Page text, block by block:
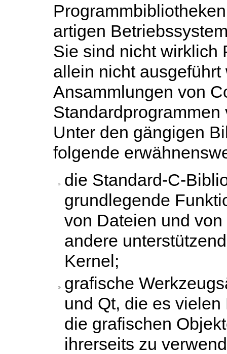
artigen
Sie sind nicht wirklich
allein nicht
Ansammlungen von
Unter den gängigen
folgende
die Standard-C-
grundlegende
von Dateien und
andere
Kernel;
grafische
und Qt, die es
die grafischen
ihrerseits zu